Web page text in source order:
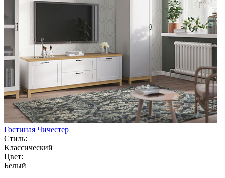
Гостиная Чичестер
Стиль:
Классический
Цвет:
Белый